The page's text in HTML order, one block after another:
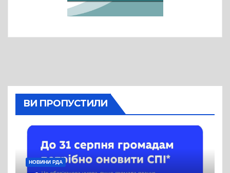
ВИ ПРОПУСТИЛИ
НОВИНИ РДА